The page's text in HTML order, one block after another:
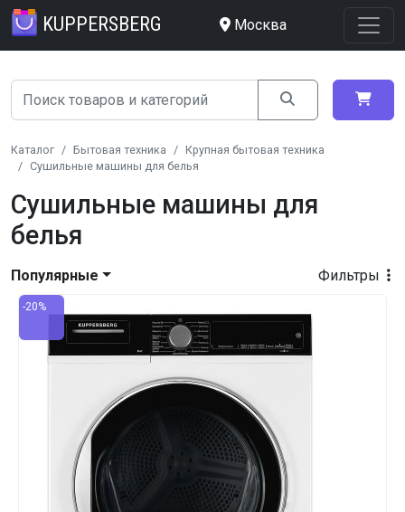
KUPPERSBERG Москва
Каталог Бытовая техника
Крупная бытовая техника
Сушильные машины для белья
Сушильные машины для
белья
Фильтры
Популярные
-20%